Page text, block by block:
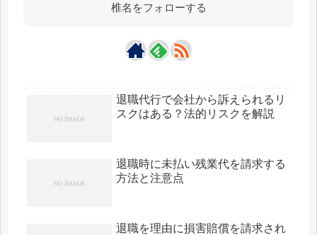
椎名をフォローする
退職代行で会社から訴えられるリ
スクはある？法的リスクを解説
退職時に未払い残業代を請求する
方法と注意点
退職を理由に損害賠償を請求され